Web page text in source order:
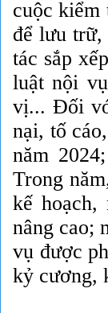
cuộc kiểm
để lưu trữ,
tác sắp
luật nội
vị... Đối
nại, tố
năm
Trong
kế hoạch,
nâng cao;
vụ được
kỷ cương,